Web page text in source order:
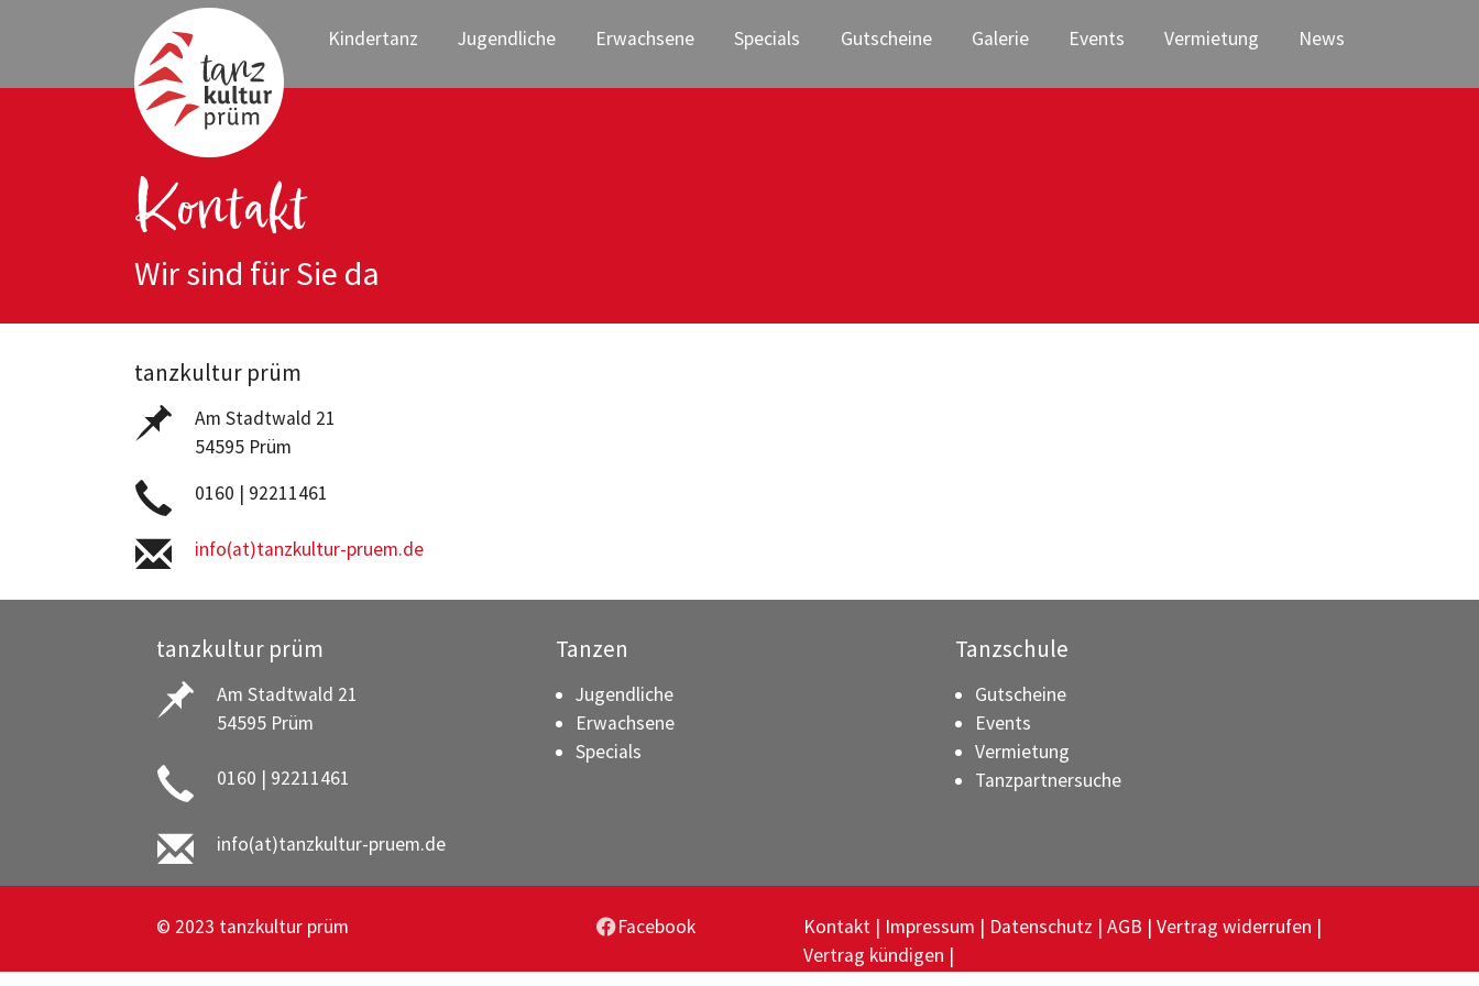
Zum Hauptinhalt springen
Kindertanz Jugendliche Erwachsene Specials Gutscheine Galerie Events Vermietung News
Kontakt
Wir sind für Sie da
tanzkultur prüm
Am Stadtwald 21
54595 Prüm
0160 | 92211461
info(at)tanzkultur-pruem.de
tanzkultur prüm
Am Stadtwald 21
54595 Prüm
0160 | 92211461
info(at)tanzkultur-pruem.de
Tanzen
Jugendliche
Erwachsene
Specials
Tanzschule
Gutscheine
Events
Vermietung
Tanzpartnersuche
© 2023 tanzkultur prüm Facebook Kontakt Impressum Datenschutz AGB
Vertrag widerrufen
Vertrag kündigen